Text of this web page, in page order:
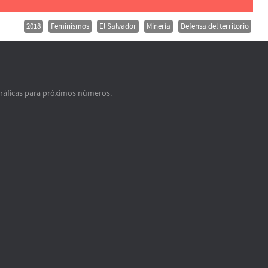
2018 Feminismos El Salvador Minería Defensa del territorio
para próximos números.